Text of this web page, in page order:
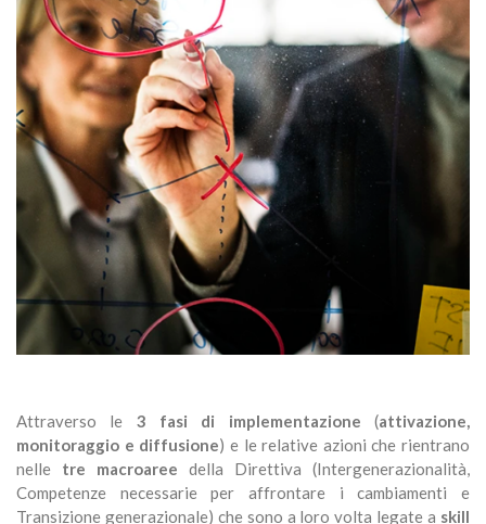
Attraverso le 3 fasi di implementazione (attivazione,
monitoraggio e diffusione) e le relative azioni che rientrano
nelle tre macroaree della Direttiva (Intergenerazionalità,
Competenze necessarie per affrontare i cambiamenti e
Transizione generazionale) che sono a loro volta legate a skill